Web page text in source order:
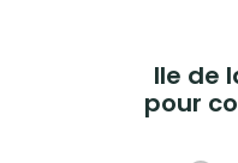
Ile de
pour